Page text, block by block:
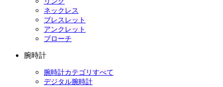
ネックレス
ブレスレット
アンクレット
ブローチ
腕時計
腕時計カテゴリすべて
デジタル腕時計